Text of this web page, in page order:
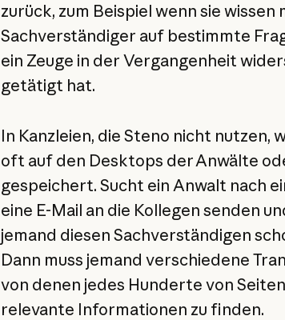
zurück, zum Beispiel wenn sie wissen
Sachverständiger auf bestimmte
ein Zeuge in der Vergangenheit
getätigt hat.
In Kanzleien, die Steno nicht nutzen,
oft auf den Desktops der Anwälte
gespeichert. Sucht ein Anwalt nach
eine E-Mail an die Kollegen senden
jemand diesen Sachverständigen
Dann muss jemand verschiedene
von denen jedes Hunderte von Seiten
relevante Informationen zu finden.